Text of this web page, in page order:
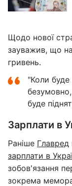
Щодо нової
зауважив, що
гривень.
"Коли
буде
Зарплати в
Раніше Главред
зарплати в
зобов'язання
зокрема